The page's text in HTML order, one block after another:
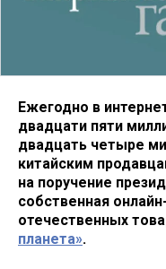
Ежегодно в
двадцати пяти
двадцать четыре
китайским
на поручение
собственная
отечественных
планета».